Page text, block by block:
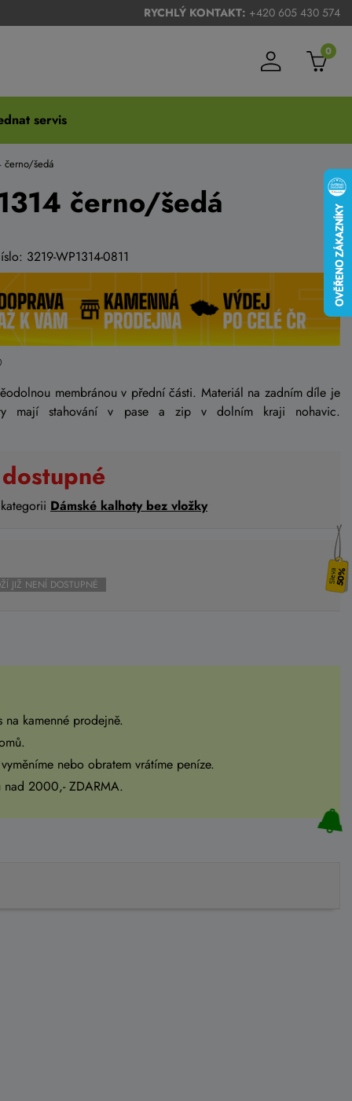
RYCHLÝ KONTAKT: +420 605 430 574
0
servis
černo/šedá
černo/šedá
3219-WP1314-0811
membránou v přední části. Materiál na zadním díle je
mají stahování v pase a zip v dolním kraji nohavic.
Dámské kalhoty bez vložky
50%
JIŽ NENÍ DOSTUPNÉ
na kamenné prodejně.
nebo obratem vrátíme peníze.
nad 2000,- ZDARMA.